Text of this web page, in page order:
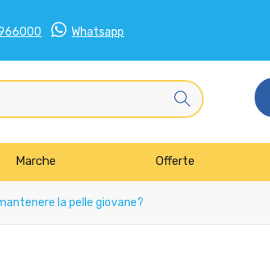
Whatsapp
Marche Offerte
la pelle giovane?